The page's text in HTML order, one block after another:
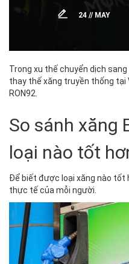
24 //MAY
Trong xu thế chuyển dịch
thay thế xăng truyền thống tại
RON92.
So sánh xăng
loại nào tốt
Để biết được loại xăng nào tốt
thực tế của mỗi người.